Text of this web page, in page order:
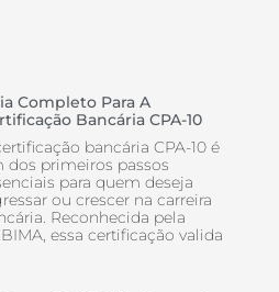
Completo Para A
Bancária CPA-10
bancária CPA-10 é
dos primeiros passos
para quem deseja
ou crescer na carreira
Reconhecida pela
essa certificação valida